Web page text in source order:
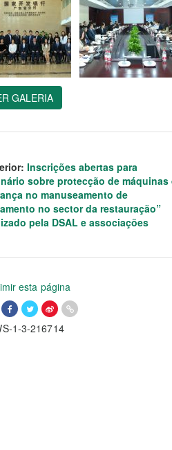
GALERIA
Inscrições abertas para
sobre protecção de máquinas
no manuseamento de
no sector da restauração”
pela DSAL e associações
esta página
1-3-216714